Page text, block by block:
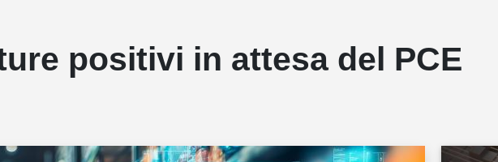
positivi in attesa del PCE